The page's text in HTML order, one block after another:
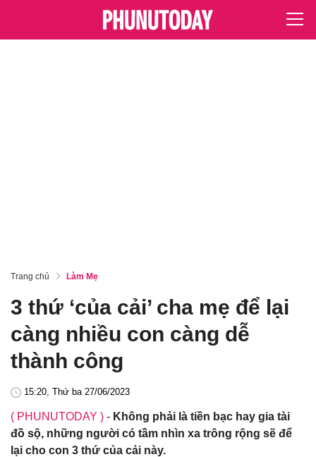
Trang chủ Làm Mẹ
3 thứ ‘của cải’ cha mẹ để lại
càng nhiều con càng dễ
thành công
15:20, Thứ ba 27/06/2023
( PHUNUTODAY ) - Không phải là tiền bạc hay gia tài
đồ sộ, những người có tầm nhìn xa trông rộng sẽ để
lại cho con 3 thứ của cải này.